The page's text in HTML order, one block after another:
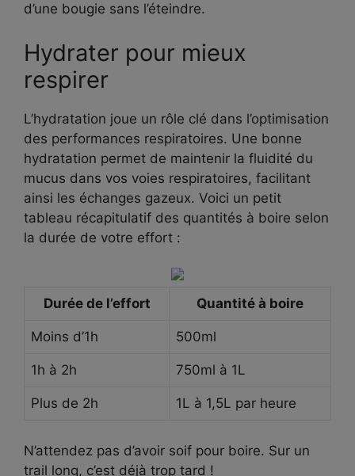
d’une bougie sans l’éteindre.
Hydrater pour mieux
respirer
L’hydratation joue un rôle clé dans l’optimisation
des performances respiratoires. Une bonne
hydratation permet de maintenir la fluidité du
mucus dans vos voies respiratoires, facilitant
ainsi les échanges gazeux. Voici un petit
tableau récapitulatif des quantités à boire selon
la durée de votre effort :
Durée de l’effort Quantité à boire
Moins d’1h 500ml
1h à 2h 750ml à 1L
Plus de 2h 1L à 1,5L par heure
N’attendez pas d’avoir soif pour boire. Sur un
trail long, c’est déjà trop tard !